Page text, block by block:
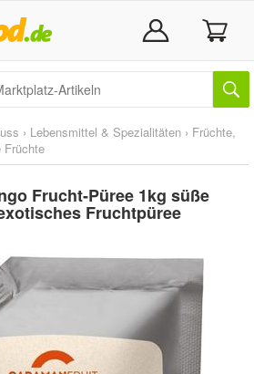
› Lebensmittel & Spezialitäten › Früchte,
Früchte
Frucht-Püree 1kg süße
Fruchtpüree